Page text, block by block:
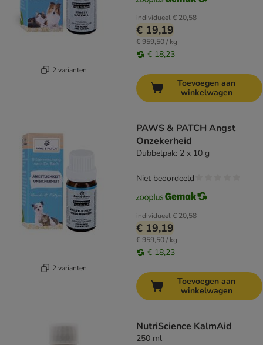
2 varianten
individueel€ 20,58
€ 19,19
€ 959,50 / kg
€ 18,23
Toevoegen aan
winkelwagen
2 varianten
PAWS & PATCH Angst
Onzekerheid
Dubbelpak: 2 x 10 g
individueel€ 20,58
€ 19,19
€ 959,50 / kg
€ 18,23
Niet beoordeeld
Toevoegen aan
winkelwagen
NutriScience KalmAid
250 ml